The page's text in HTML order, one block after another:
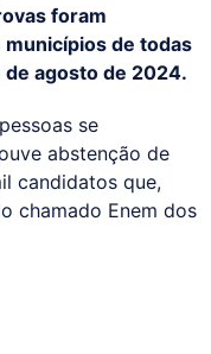
foram
de todas
de agosto de 2024.
se
abstenção de
candidatos que,
chamado Enem dos